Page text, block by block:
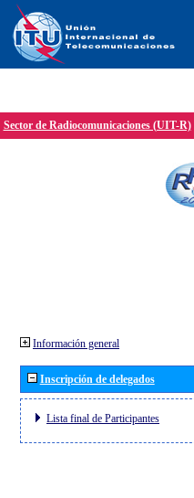
Sector de Radiocomunicaciones (UIT-R)
Información general
Inscripción de delegados
Lista final de Participantes